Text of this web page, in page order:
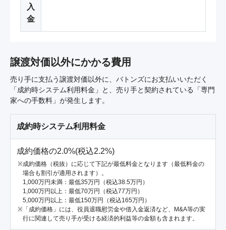
入
金
譲渡対価以外にかかる費用
売り手に支払う譲渡対価以外に、バトンズにお支払いいただく
「成約時システム利用料金」と、売り手と契約されている「専門
家への手数料」が発生します。
成約時システム利用料金
成約価格の2.0%(税込2.2%)
成約価格（税抜）に応じて下記が最低料金となります（最低料金の
場合も割引が適用されます）。
1,000万円未満：最低35万円（税込38.5万円）
1,000万円以上：最低70万円（税込77万円）
5,000万円以上：最低150万円（税込165万円）
「成約価格」には、役員退職慰労金や借入金返済など、M&A等の実
行に関連して売り手が受ける経済的利益等の金額も含まれます。